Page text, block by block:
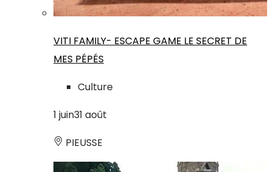
VITI FAMILY- ESCAPE GAME LE SECRET DE
MES PÉPÉS
Culture
1 juin31 août
PIEUSSE